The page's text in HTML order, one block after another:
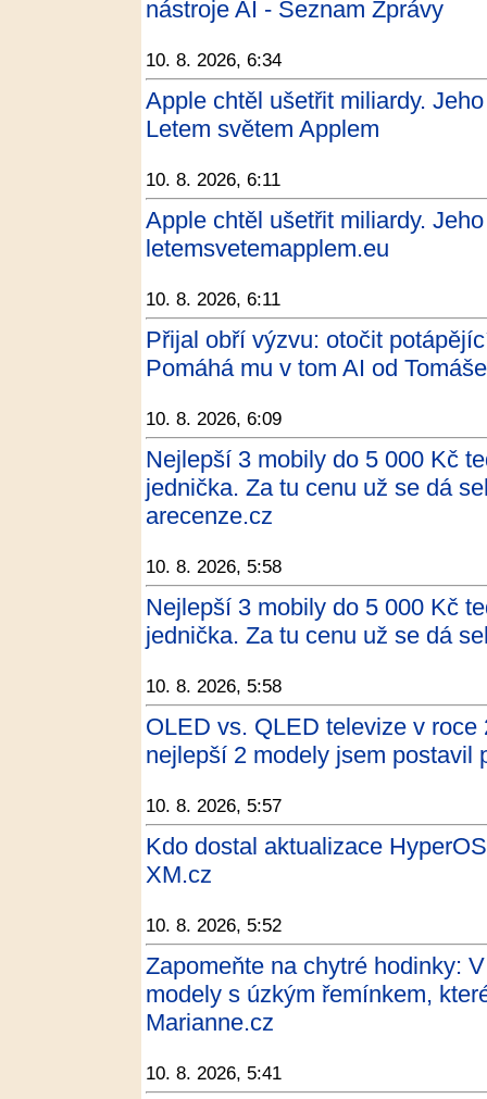
nástroje AI - Seznam Zprávy
10. 8. 2026, 6:34
Apple chtěl ušetřit miliardy.
Letem světem Applem
10. 8. 2026, 6:11
Apple chtěl ušetřit miliardy.
letemsvetemapplem.eu
10. 8. 2026, 6:11
Přijal obří výzvu: otočit
Pomáhá mu v tom AI od
10. 8. 2026, 6:09
Nejlepší 3 mobily do 5 000 Kč
jednička. Za tu cenu už se dá
arecenze.cz
10. 8. 2026, 5:58
Nejlepší 3 mobily do 5 000 Kč
jednička. Za tu cenu už se dá
10. 8. 2026, 5:58
OLED vs. QLED televize v
nejlepší 2 modely jsem postavil
10. 8. 2026, 5:57
Kdo dostal aktualizace
XM.cz
10. 8. 2026, 5:52
Zapomeňte na chytré hodinky:
modely s úzkým řemínkem,
Marianne.cz
10. 8. 2026, 5:41